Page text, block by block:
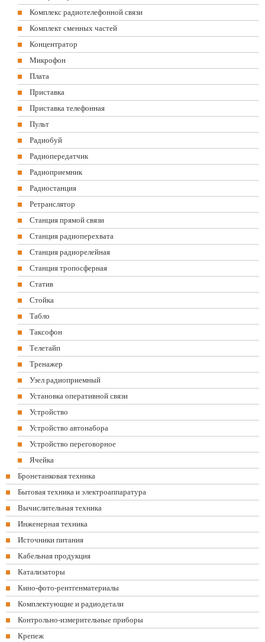
Комплекс радиотелефонной связи
Комплект сменных частей
Концентратор
Микрофон
Плата
Приставка
Приставка телефонная
Пульт
Радиобуй
Радиопередатчик
Радиоприемник
Радиостанция
Ретранслятор
Станция прямой связи
Станция радиоперехвата
Станция радиорелейная
Станция тропосферная
Статив
Стойка
Табло
Таксофон
Телетайп
Тренажер
Узел радиоприемный
Установка оперативной связи
Устройство
Устройство автонабора
Устройство переговорное
Ячейка
Бронетанковая техника
Бытовая техника и электроаппаратура
Вычислительная техника
Инженерная техника
Источники питания
Кабельная продукция
Катализаторы
Кино-фото-рентгенматериалы
Комплектующие и радиодетали
Контрольно-измерительные приборы
Крепеж